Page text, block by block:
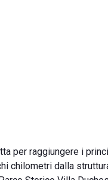
per raggiungere i
chilometri dalla